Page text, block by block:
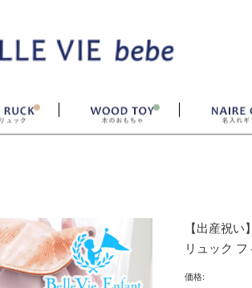
【出産祝
リュック
価格: